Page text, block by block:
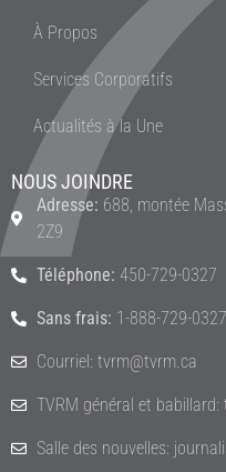
À Propos
Services Corporatifs
Actualités à la Une
NOUS JOINDRE
Adresse: 688, montée
2Z9
Téléphone: 450-729-0327
Sans frais: 1-888-729-0327
Courriel: tvrm@tvrm.ca
TVRM général et
Salle des nouvelles: